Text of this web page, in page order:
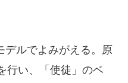
デルでよみがえる。原
行い、「使徒」のベ